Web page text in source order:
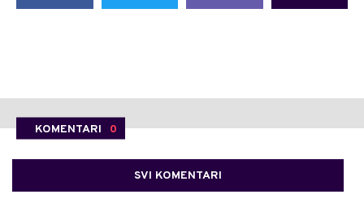
KOMENTARI 0
SVI KOMENTARI